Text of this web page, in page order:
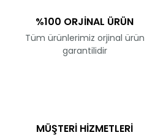
%100 ORJİNAL ÜRÜN
Tüm ürünlerimiz orjinal ürün
garantilidir
MÜŞTERİ HİZMETLERİ